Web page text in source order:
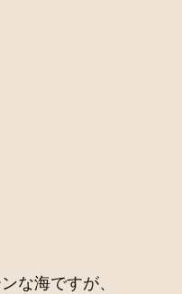
な海ですが、